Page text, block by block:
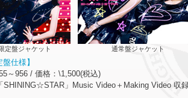
定盤ジャケット 通常盤ジャケット
仕様】
～956 / 価格：\1,500(税込)
SHINING☆STAR」Music Video＋Making Video 収